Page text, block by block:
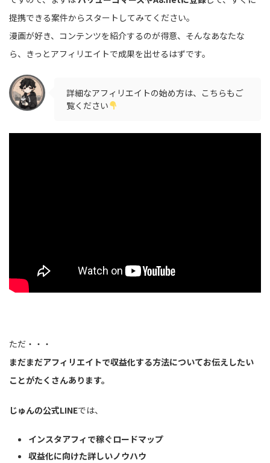
提携できる案件からスタートしてみてください。
漫画が好き、コンテンツを紹介するのが得意、そんなあなたな
ら、きっとアフィリエイトで成果を出せるはずです。
詳細なアフィリエイトの始め方は、こちらもご
覧ください
ただ・・・
まだまだアフィリエイトで収益化する方法についてお伝えしたい
ことがたくさんあります。
じゅんの公式LINEでは、
インスタアフィで稼ぐロードマップ
収益化に向けた詳しいノウハウ